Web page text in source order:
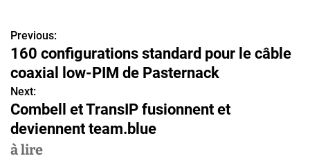
N
a
v
i
g
Previous:
160 configurations standard pour le câble
coaxial low-PIM de Pasternack
Next:
Combell et TransIP fusionnent et
deviennent team.blue
à lire